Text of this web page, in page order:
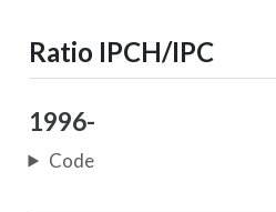
Ratio IPCH/IPC
1996-
Code